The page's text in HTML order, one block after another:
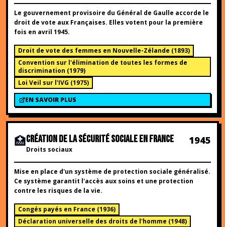
Le gouvernement provisoire du Général de Gaulle accorde le
droit de vote aux Françaises. Elles votent pour la première
fois en avril 1945.
Droit de vote des femmes en Nouvelle-Zélande (1893)
Convention sur l'élimination de toutes les formes de
discrimination (1979)
Loi Veil sur l'IVG (1975)
EN SAVOIR PLUS
🏥CRÉATION DE LA SÉCURITÉ SOCIALE EN FRANCE
Droits sociaux
1945
Mise en place d'un système de protection sociale généralisé.
Ce système garantit l'accès aux soins et une protection
contre les risques de la vie.
Congés payés en France (1936)
Déclaration universelle des droits de l'homme (1948)